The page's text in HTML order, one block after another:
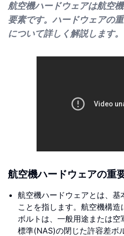
航空機ハードウェアは航空
要素です。ハードウェアの
について詳しく解説します。
航空機ハードウェアの重
航空機ハードウェアとは、
ことを指します。航空機構
ボルトは、一般用途または空
標準(NAS)の閉じた許容差ボ